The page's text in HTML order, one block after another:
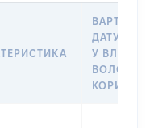
ВАРТІСТЬ
ДАТУ
У